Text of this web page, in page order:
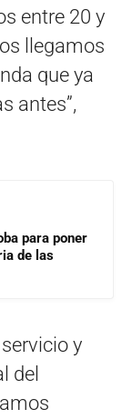
entre 20 y
llegamos
que ya
antes”,
para poner
de las
y
del